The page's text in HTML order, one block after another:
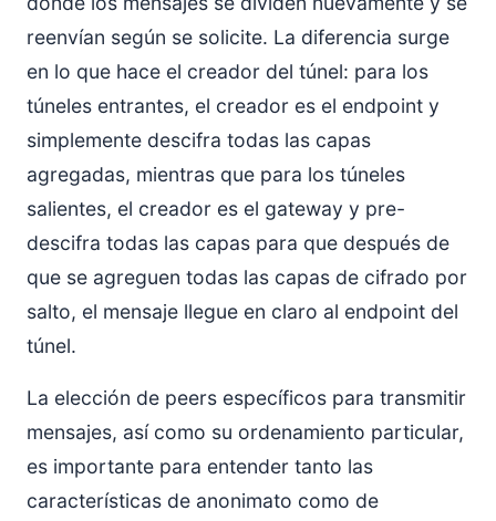
reenvían según se solicite. La diferencia surge
en lo que hace el creador del túnel: para los
túneles entrantes, el creador es el endpoint y
simplemente descifra todas las capas
agregadas, mientras que para los túneles
salientes, el creador es el gateway y pre-
descifra todas las capas para que después de
que se agreguen todas las capas de cifrado por
salto, el mensaje llegue en claro al endpoint del
túnel.
La elección de peers específicos para transmitir
mensajes, así como su ordenamiento particular,
es importante para entender tanto las
características de anonimato como de